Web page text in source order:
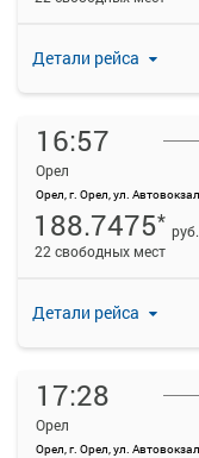
Детали рейса
16:57
Орел
Детали рейса
188.7475* руб.
22 свободных мест
17:28
Орел